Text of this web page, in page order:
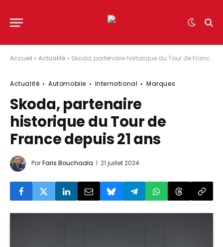
Accueil » Actualité » Skoda, partenaire historique du Tour de France depuis 21 ans
Actualité Automobile International Marques
Skoda, partenaire
historique du Tour de
France depuis 21 ans
ParFaris Bouchaala 21 juillet 2024